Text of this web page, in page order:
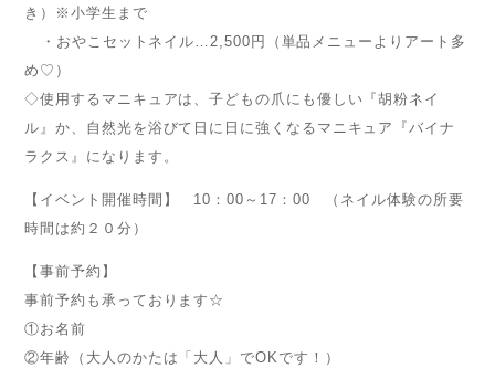
き）※小学生まで
・おやこセットネイル…2,500円（単品メニューよりアート多
め♡）
◇使用するマニキュアは、子どもの爪にも優しい『胡粉ネイ
ル』か、自然光を浴びて日に日に強くなるマニキュア『バイナ
ラクス』になります。
【イベント開催時間】 10：00～17：00 （ネイル体験の所要
時間は約２０分）
【事前予約】
事前予約も承っております☆
①お名前
②年齢（大人のかたは「大人」でOKです！）